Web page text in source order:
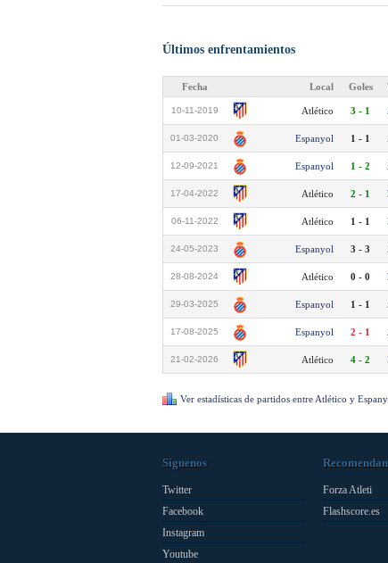
Últimos enfrentamientos
Fecha Local Goles
10-11-2019 Atlético 3 - 1
01-03-2020 Espanyol 1 - 1
12-09-2021 Espanyol 1 - 2
17-04-2022 Atlético 2 - 1
06-11-2022 Atlético 1 - 1
24-05-2023 Espanyol 3 - 3
28-08-2024 Atlético 0 - 0
29-03-2025 Espanyol 1 - 1
17-08-2025 Espanyol 2 - 1
21-02-2026 Atlético 4 - 2
Ver estadísticas de partidos entre Atlético y
Síguenos
Twitter
Facebook
Instagram
Youtube
Forza Atleti
Flashscore.es